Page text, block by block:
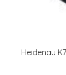
Heidenau